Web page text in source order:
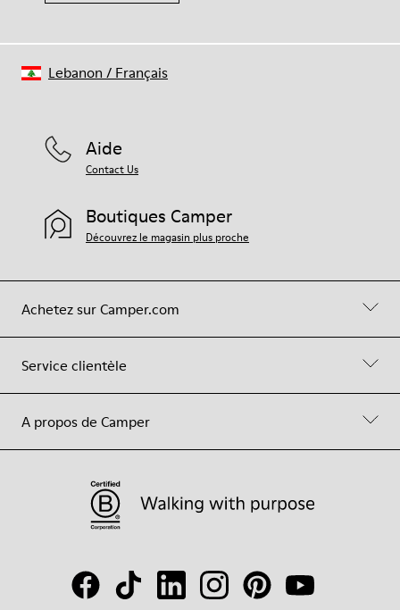
Achetez sur Camper.com
Service clientèle
A propos de Camper
Aide
Contact Us
Boutiques Camper
Découvrez le magasin plus proche
Lebanon / Français